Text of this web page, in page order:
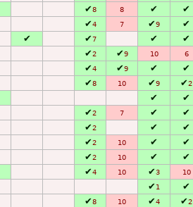
✔8 8 ✔
✔
✔4 7 ✔9 ✔
✔ ✔7 ✔ ✔
✔2 ✔9 10 6
✔4 ✔9 ✔ ✔
✔8 10 ✔9 ✔2
✔
✔
✔2 7 ✔ ✔
✔2 ✔
✔
✔2 10 ✔
✔
✔2 10 ✔ ✔
✔4 10 ✔3 10
✔1 ✔
✔8 10 ✔4 ✔2